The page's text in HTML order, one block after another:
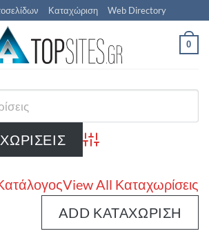
Καταχώριση Web Directory
0
Advanced Search
View All Καταχωρίσεις
ADD ΚΑΤΑΧΏΡΙΣΗ